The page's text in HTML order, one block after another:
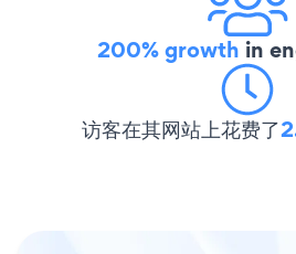
200% growth in
访客在其网站上花费了